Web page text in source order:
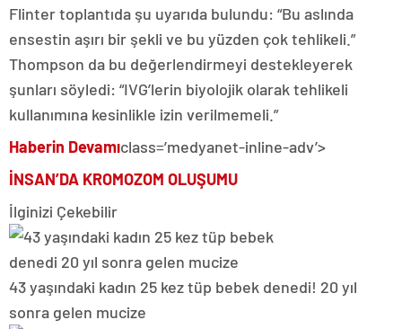
Flinter toplantıda şu uyarıda bulundu: “Bu aslında
ensestin aşırı bir şekli ve bu yüzden çok tehlikeli.”
Thompson da bu değerlendirmeyi destekleyerek
şunları söyledi: “IVG’lerin biyolojik olarak tehlikeli
kullanımına kesinlikle izin verilmemeli.”
Haberin Devamıclass=’medyanet-inline-adv’>
İNSAN’DA KROMOZOM OLUŞUMU
İlginizi Çekebilir
43 yaşındaki kadın 25 kez tüp bebek denedi! 20 yıl
sonra gelen mucize